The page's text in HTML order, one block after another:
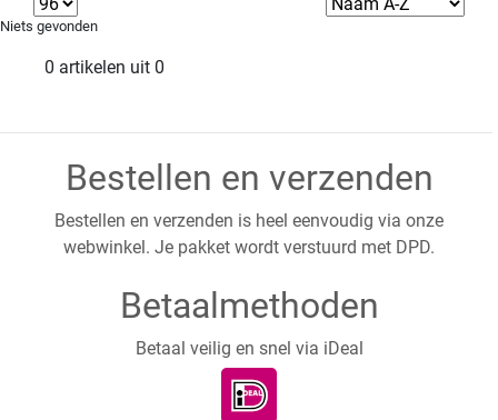
Niets gevonden
0 artikelen uit 0
Bestellen en verzenden
Bestellen en verzenden is heel eenvoudig via onze
webwinkel. Je pakket wordt verstuurd met DPD.
Betaalmethoden
Betaal veilig en snel via iDeal